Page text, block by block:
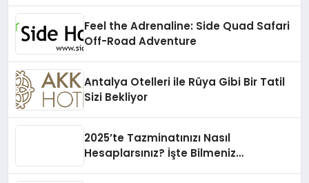
Feel the Adrenaline: Side Quad Safari
Off-Road Adventure
Antalya Otelleri ile Rüya Gibi Bir Tatil
Sizi Bekliyor
2025’te Tazminatınızı Nasıl
Hesaplarsınız? İşte Bilmeniz